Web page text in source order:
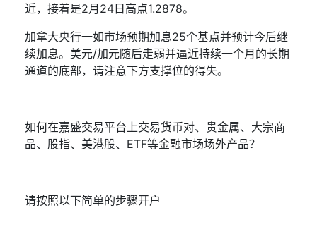
近，接着是2月24日高点1.2878。
加拿大央行一如市场预期加息25个基点并预计今后继
续加息。美元/加元随后走弱并逼近持续一个月的长期
通道的底部，请注意下方支撑位的得失。
如何在嘉盛交易平台上交易货币对、贵金属、大宗商
品、股指、美港股、 ETF等金融市场场外产品？
请按照以下简单的步骤开户